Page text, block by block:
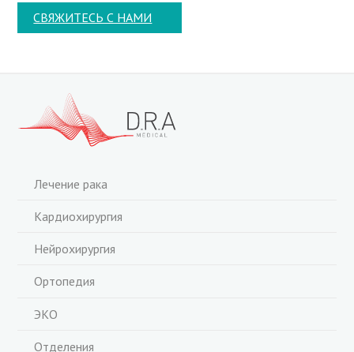
СВЯЖИТЕСЬ С НАМИ
Лечение рака
Кардиохирургия
Нейрохирургия
Ортопедия
ЭКО
Отделения